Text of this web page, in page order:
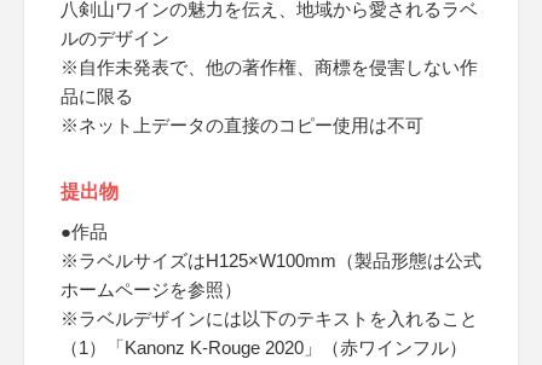
八剣山ワインの魅力を伝え、地域から愛されるラベ
ルのデザイン
※自作未発表で、他の著作権、商標を侵害しない作
品に限る
※ネット上データの直接のコピー使用は不可
提出物
●作品
※ラベルサイズはH125×W100mm（製品形態は公式
ホームページを参照）
※ラベルデザインには以下のテキストを入れること
（1）「Kanonz K-Rouge 2020」（赤ワインフル）